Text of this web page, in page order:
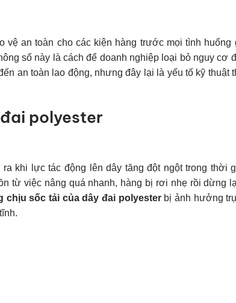
vệ an toàn cho các kiện hàng trước mọi tình huống
số này là cách để doanh nghiệp loại bỏ nguy cơ
an toàn lao động, nhưng đây lại là yếu tố kỹ thuật
polyester
ra khi lực tác động lên dây tăng đột ngột trong thời
từ việc nâng quá nhanh, hàng bị rơi nhẹ rồi dừng
chịu sốc tải của dây đai polyesterbị ảnh hưởng